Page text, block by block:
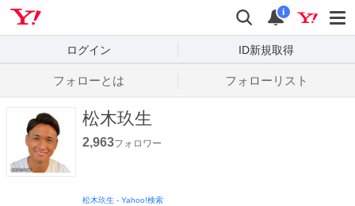
検索
通知
i
ログイン ID新規取得
フォローとは フォローリスト
松木玖生
2,963フォロワー
松木玖生 - Yahoo!検索